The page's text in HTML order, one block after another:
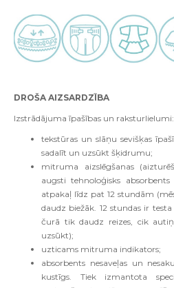
DROŠA AIZSARDZĪBA
Izstrādājuma īpašības un raksturlielumi:
tekstūras un slāņu sevišķas
sadalīt un uzsūkt šķidrumu;
mitruma aizslēgšanas
augsti tehnoloģisks
atpakaļ līdz pat 12 stundām
daudz biežāk. 12 stundas ir
čurā tik daudz reizes, cik
uzsūkt);
uzticams mitruma indikators;
absorbents nesaveļas un
kustīgs. Tiek izmantota